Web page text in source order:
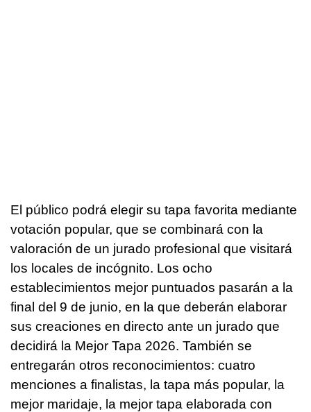
El público podrá elegir su tapa favorita mediante
votación popular, que se combinará con la
valoración de un jurado profesional que visitará
los locales de incógnito. Los ocho
establecimientos mejor puntuados pasarán a la
final del 9 de junio, en la que deberán elaborar
sus creaciones en directo ante un jurado que
decidirá la Mejor Tapa 2026. También se
entregarán otros reconocimientos: cuatro
menciones a finalistas, la tapa más popular, la
mejor maridaje, la mejor tapa elaborada con